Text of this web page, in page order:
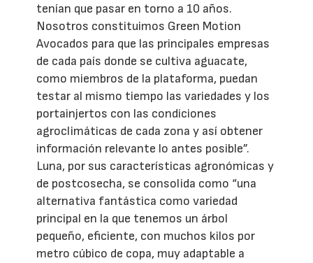
tenían que pasar en torno a 10 años.
Nosotros constituimos Green Motion
Avocados para que las principales empresas
de cada país donde se cultiva aguacate,
como miembros de la plataforma, puedan
testar al mismo tiempo las variedades y los
portainjertos con las condiciones
agroclimáticas de cada zona y así obtener
información relevante lo antes posible”.
Luna, por sus características agronómicas y
de postcosecha, se consolida como “una
alternativa fantástica como variedad
principal en la que tenemos un árbol
pequeño, eficiente, con muchos kilos por
metro cúbico de copa, muy adaptable a